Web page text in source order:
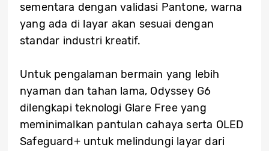
sementara dengan validasi Pantone, warna
yang ada di layar akan sesuai dengan
standar industri kreatif.
Untuk pengalaman bermain yang lebih
nyaman dan tahan lama, Odyssey G6
dilengkapi teknologi Glare Free yang
meminimalkan pantulan cahaya serta OLED
Safeguard+ untuk melindungi layar dari